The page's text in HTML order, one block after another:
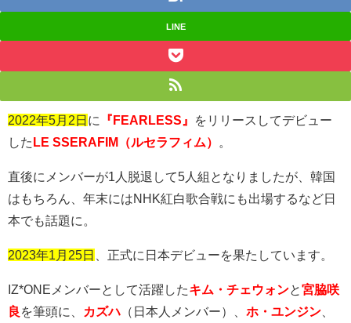
LINE
2022年5月2日 に 『FEARLESS』
をリリースしてデビュー
した
LE SSERAFIM（ルセラフィム）
直後にメンバーが1 人脱退して5 人組となりましたが、韓国
はもちろん、年末にはNHK紅白歌合戦にも出場するなど日
本でも話題に。
2023年1月25日 、正式に日本デビューを果たしています。
IZ*ONEメンバーとして活躍したキム・チェウォンと宮脇咲
良 を筆頭に、 カズハ （日本人メンバー）、 ホ・ユンジン